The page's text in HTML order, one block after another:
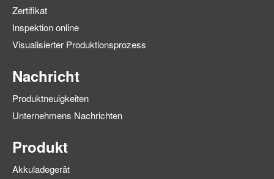
Zertifikat
Inspektion online
Visualisierter Produktionsprozess
Nachricht
Produktneuigkeiten
Unternehmens Nachrichten
Produkt
Akkuladegerät